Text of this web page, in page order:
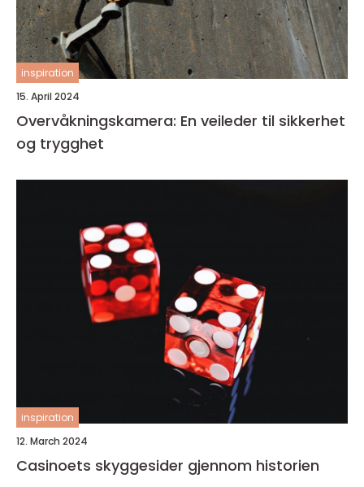
inspiration
15. April 2024
Overvåkningskamera: En veileder til sikkerhet
og trygghet
inspiration
12. March 2024
Casinoets skyggesider gjennom historien